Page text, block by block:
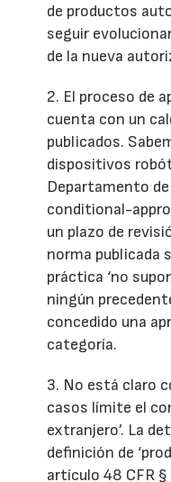
de productos
seguir
de la nueva
2. El proceso de
cuenta con un
publicados.
dispositivos
Departamento
conditional-
un plazo de
norma publicada
práctica ‘no
ningún
concedido una
categoría.
3. No está claro
casos límite el
extranjero’. La
definición de
artículo 48 CFR